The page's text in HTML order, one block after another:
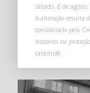
sábado, 8 de
A alteração resulta
considerada pela
histórico na
catástrofe.